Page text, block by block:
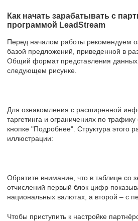
Как начать зарабатывать с
программой LeadStream
Перед началом работы рекомендуем
базой предложений, приведенной в
Общий формат представления данных
следующем рисунке.
Для ознакомления с расширенной
таргетинга и ограничениях по трафику
кнопке "Подробнее". Структура этого
иллюстрации:
Обратите внимание, что в таблице со
отчислений первый блок цифр
национальных валютах, а второй – с
Чтобы приступить к настройке